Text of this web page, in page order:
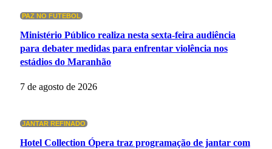
PAZ NO FUTEBOL
Ministério Público realiza nesta sexta-feira audiência
para debater medidas para enfrentar violência nos
estádios do Maranhão
7 de agosto de 2026
JANTAR REFINADO
Hotel Collection Ópera traz programação de jantar com